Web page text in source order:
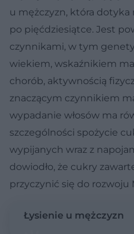
u mężczyzn, która dotyka
po pięćdziesiątce. Jest
czynnikami, w tym
wiekiem, wskaźnikiem
chorób, aktywnością
znaczącym czynnikiem
wypadanie włosów ma
szczególności spożycie
wypijanych wraz z
dowiodło, że cukry
przyczynić się do rozwoju
Łysienie u mężczyzn